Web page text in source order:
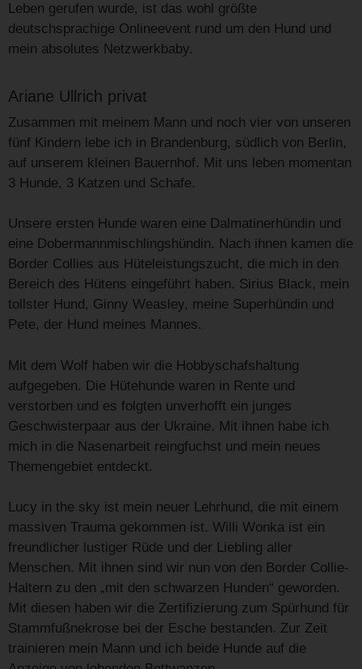
Leben gerufen wurde, ist das wohl größte
deutschsprachige Onlineevent rund um den Hund und
mein absolutes Netzwerkbaby.
Ariane Ullrich privat
Zusammen mit meinem Mann und noch vier von unseren
fünf Kindern lebe ich in Brandenburg, südlich von Berlin,
auf unserem kleinen Bauernhof. Mit uns leben momentan
3 Hunde, 3 Katzen und Schafe.
Unsere ersten Hunde waren eine Dalmatinerhündin und
eine Dobermannmischlingshündin. Nach ihnen kamen die
Border Collies aus Hüteleistungszucht, die mich in den
Bereich des Hütens eingeführt haben. Sirius Black, mein
tollster Hund, Ginny Weasley, meine Superhündin und
Pete, der Hund meines Mannes.
Mit dem Wolf haben wir die Hobbyschafshaltung
aufgegeben. Die Hütehunde waren in Rente und
verstorben und es folgten unverhofft ein junges
Geschwisterpaar aus der Ukraine. Mit ihnen habe ich
mich in die Nasenarbeit reingfuchst und mein neues
Themengebiet entdeckt.
Lucy in the sky ist mein neuer Lehrhund, die mit einem
massiven Trauma gekommen ist. Willi Wonka ist ein
freundlicher lustiger Rüde und der Liebling aller
Menschen. Mit ihnen sind wir nun von den Border Collie-
Haltern zu den „mit den schwarzen Hunden“ geworden.
Mit diesen haben wir die Zertifizierung zum Spürhund für
Stammfußnekrose bei der Esche bestanden. Zur Zeit
trainieren mein Mann und ich beide Hunde auf die